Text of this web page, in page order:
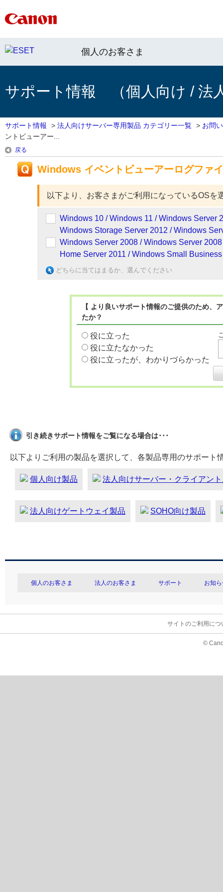
個人のお客さま
サポート情報 （個人向け / 法
サポート情報 > 法人向けサーバー専用製品 カテゴリー一覧 > お問
ントビューアー...
戻る
Windows イベントビューアーログファ
以下より、お客さまがご利用になっているOSを
Windows 10 / Windows 11 / Windows Server
Windows Storage Server 2012 / Windows
Windows Server 2008 / Windows Server
Home Server 2011 / Windows Small
どちらに当てはまるか、選んでください
【 より良いサポート情報のご提供のため
たか？
役に立った
役に立たなかった
役に立ったが、わかりづらかった
引き続きサポート情報をご覧になる場合は･･･
以下よりご利用の製品を選択して、各製品専用のサポート
個人向け製品 法人向けサーバー・クライアン
法人向けゲートウェイ製品 SOHO向け製品
個人のお客さま 法人のお客さま サポート お知
サイトのご利用につ
©